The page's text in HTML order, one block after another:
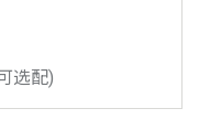
选配)